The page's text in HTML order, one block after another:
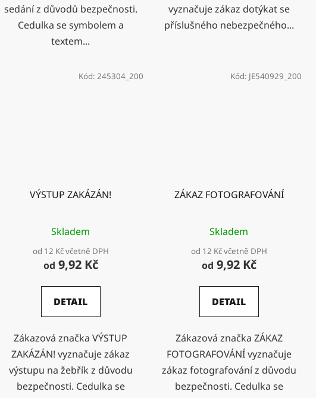
sedání z důvodů bezpečnosti.
Cedulka se symbolem a
textem...
vyznačuje zákaz dotýkat se
příslušného nebezpečného...
VÝSTUP ZAKÁZÁN!
Skladem
od 12 Kč včetně DPH
od 9,92 Kč
DETAIL
Zákazová značka VÝSTUP
ZAKÁZÁN! vyznačuje zákaz
výstupu na žebřík z důvodu
bezpečnosti. Cedulka se
Kód: 245304_200
ZÁKAZ FOTOGRAFOVÁNÍ
Skladem
od 12 Kč včetně DPH
od 9,92 Kč
DETAIL
Zákazová značka ZÁKAZ
FOTOGRAFOVÁNÍ vyznačuje
zákaz fotografování z důvodu
bezpečnosti. Cedulka se
Kód: JE540929_200